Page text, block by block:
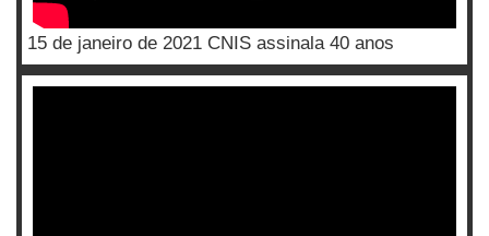
15 de janeiro de 2021 CNIS assinala 40 anos